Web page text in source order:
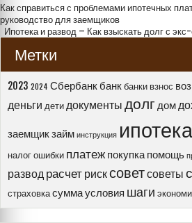
Навигация
по
Как справиться с проблемами ипотечных
руководство для заемщиков
Ипотека и развод – Как взыскать долг с
Метки
2023 2024 Сбербанкбанкбанки взнос
деньги детидокументы долг дом
заемщикзайм инструкция ипотека
налогошибки платеж покупка помощь
развод расчет рисксоветсоветы
страховкасуммаусловия шаги